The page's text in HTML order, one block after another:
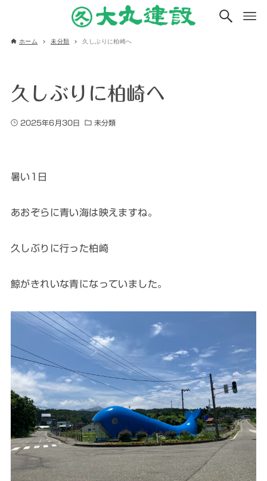
ホーム 未分類 久しぶりに柏崎へ
久しぶりに柏崎へ
2025年6月30日 未分類
暑い1日
あおぞらに青い海は映えますね。
久しぶりに行った柏崎
鯨がきれいな青になっていました。